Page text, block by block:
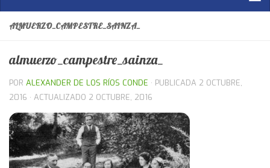
ALMUERZO_CAMPESTRE_SAINZA_
almuerzo_campestre_sainza_
POR ALEXANDER DE LOS RÍOS CONDE · PUBLICADA 2 OCTUBRE,
2016 · ACTUALIZADO 2 OCTUBRE, 2016